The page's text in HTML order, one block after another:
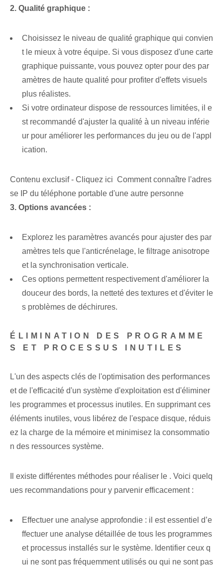
2. Qualité graphique :
Choisissez le niveau de qualité graphique qui convien
t le mieux à votre équipe. Si vous disposez d'une carte
graphique puissante, vous pouvez opter pour des par
amètres de haute qualité pour profiter d'effets visuels
plus réalistes.
Si votre ordinateur dispose de ressources limitées, il e
st recommandé d'ajuster la qualité à un niveau inférie
ur pour améliorer les performances du jeu ou de l'appl
ication.
Contenu exclusif - Cliquez ici Comment connaître l'adres
se IP du téléphone portable d'une autre personne
3. Options avancées :
Explorez les paramètres avancés pour ajuster des par
amètres tels que l'anticrénelage, le filtrage anisotrope
et la synchronisation verticale.
Ces options permettent respectivement d'améliorer la
douceur des bords, la netteté des textures et d'éviter le
s problèmes de déchirures.
ÉLIMINATION DES PROGRAMME
S ET PROCESSUS INUTILES
L'un des aspects clés de l'optimisation des performances
et de l'efficacité d'un système d'exploitation est d'éliminer
les programmes et processus inutiles. En supprimant ces
éléments inutiles, vous libérez de l'espace disque, réduis
ez la charge de la mémoire et minimisez la consommatio
n des ressources système.
Il existe différentes méthodes pour réaliser le ⁢. Voici quelq
ues recommandations pour y parvenir efficacement :
Effectuer une analyse approfondie : il est essentiel d’e
ffectuer une analyse détaillée de tous les programmes
et processus installés sur le système. Identifier ceux q
ui ne sont pas fréquemment utilisés ou qui ne sont pas